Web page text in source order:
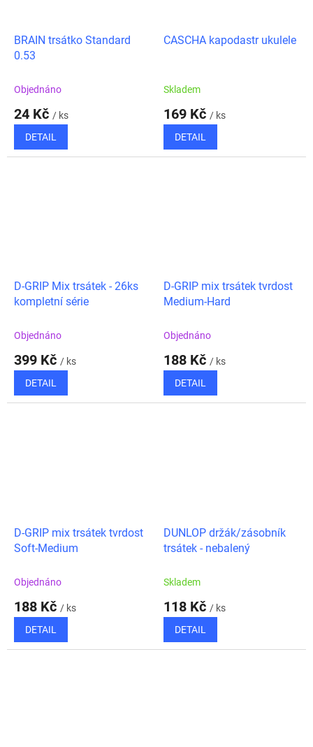
BRAIN trsátko Standard
0.53
Objednáno
24 Kč / ks
DETAIL
CASCHA kapodastr ukulele
Skladem
169 Kč / ks
DETAIL
D-GRIP Mix trsátek - 26ks
kompletní série
Objednáno
399 Kč / ks
DETAIL
D-GRIP mix trsátek tvrdost
Medium-Hard
Objednáno
188 Kč / ks
DETAIL
D-GRIP mix trsátek tvrdost
Soft-Medium
Objednáno
188 Kč / ks
DETAIL
DUNLOP držák/zásobník
trsátek - nebalený
Skladem
118 Kč / ks
DETAIL